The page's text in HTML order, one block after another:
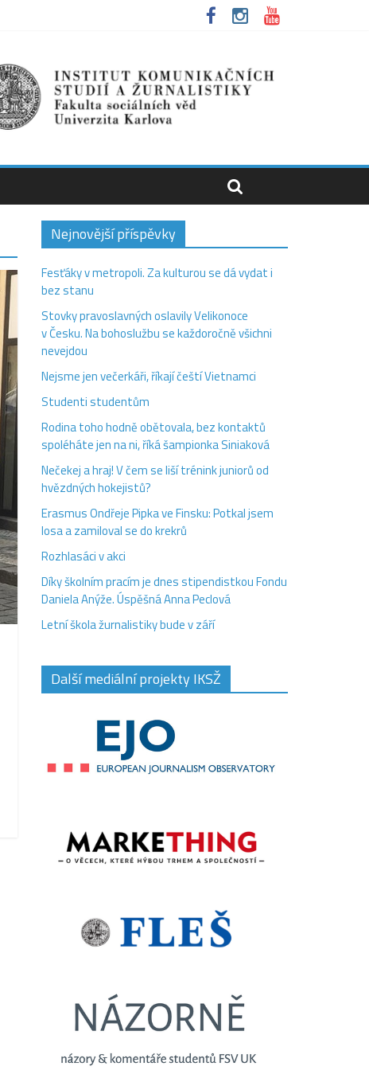
Nejnovější příspěvky
Fesťáky v metropoli. Za kulturou se dá vydat i
bez stanu
Stovky pravoslavných oslavily Velikonoce
v Česku. Na bohoslužbu se každoročně všichni
nevejdou
Nejsme jen večerkáři, říkají čeští Vietnamci
Studenti studentům
Rodina toho hodně obětovala, bez kontaktů
spoléháte jen na ni, říká šampionka Siniaková
Nečekej a hraj! V čem se liší trénink juniorů od
hvězdných hokejistů?
Erasmus Ondřeje Pipka ve Finsku: Potkal jsem
losa a zamiloval se do krekrů
Rozhlasáci v akci
Díky školním pracím je dnes stipendistkou Fondu
Daniela Anýže. Úspěšná Anna Peclová
Letní škola žurnalistiky bude v září
Další mediální projekty IKSŽ